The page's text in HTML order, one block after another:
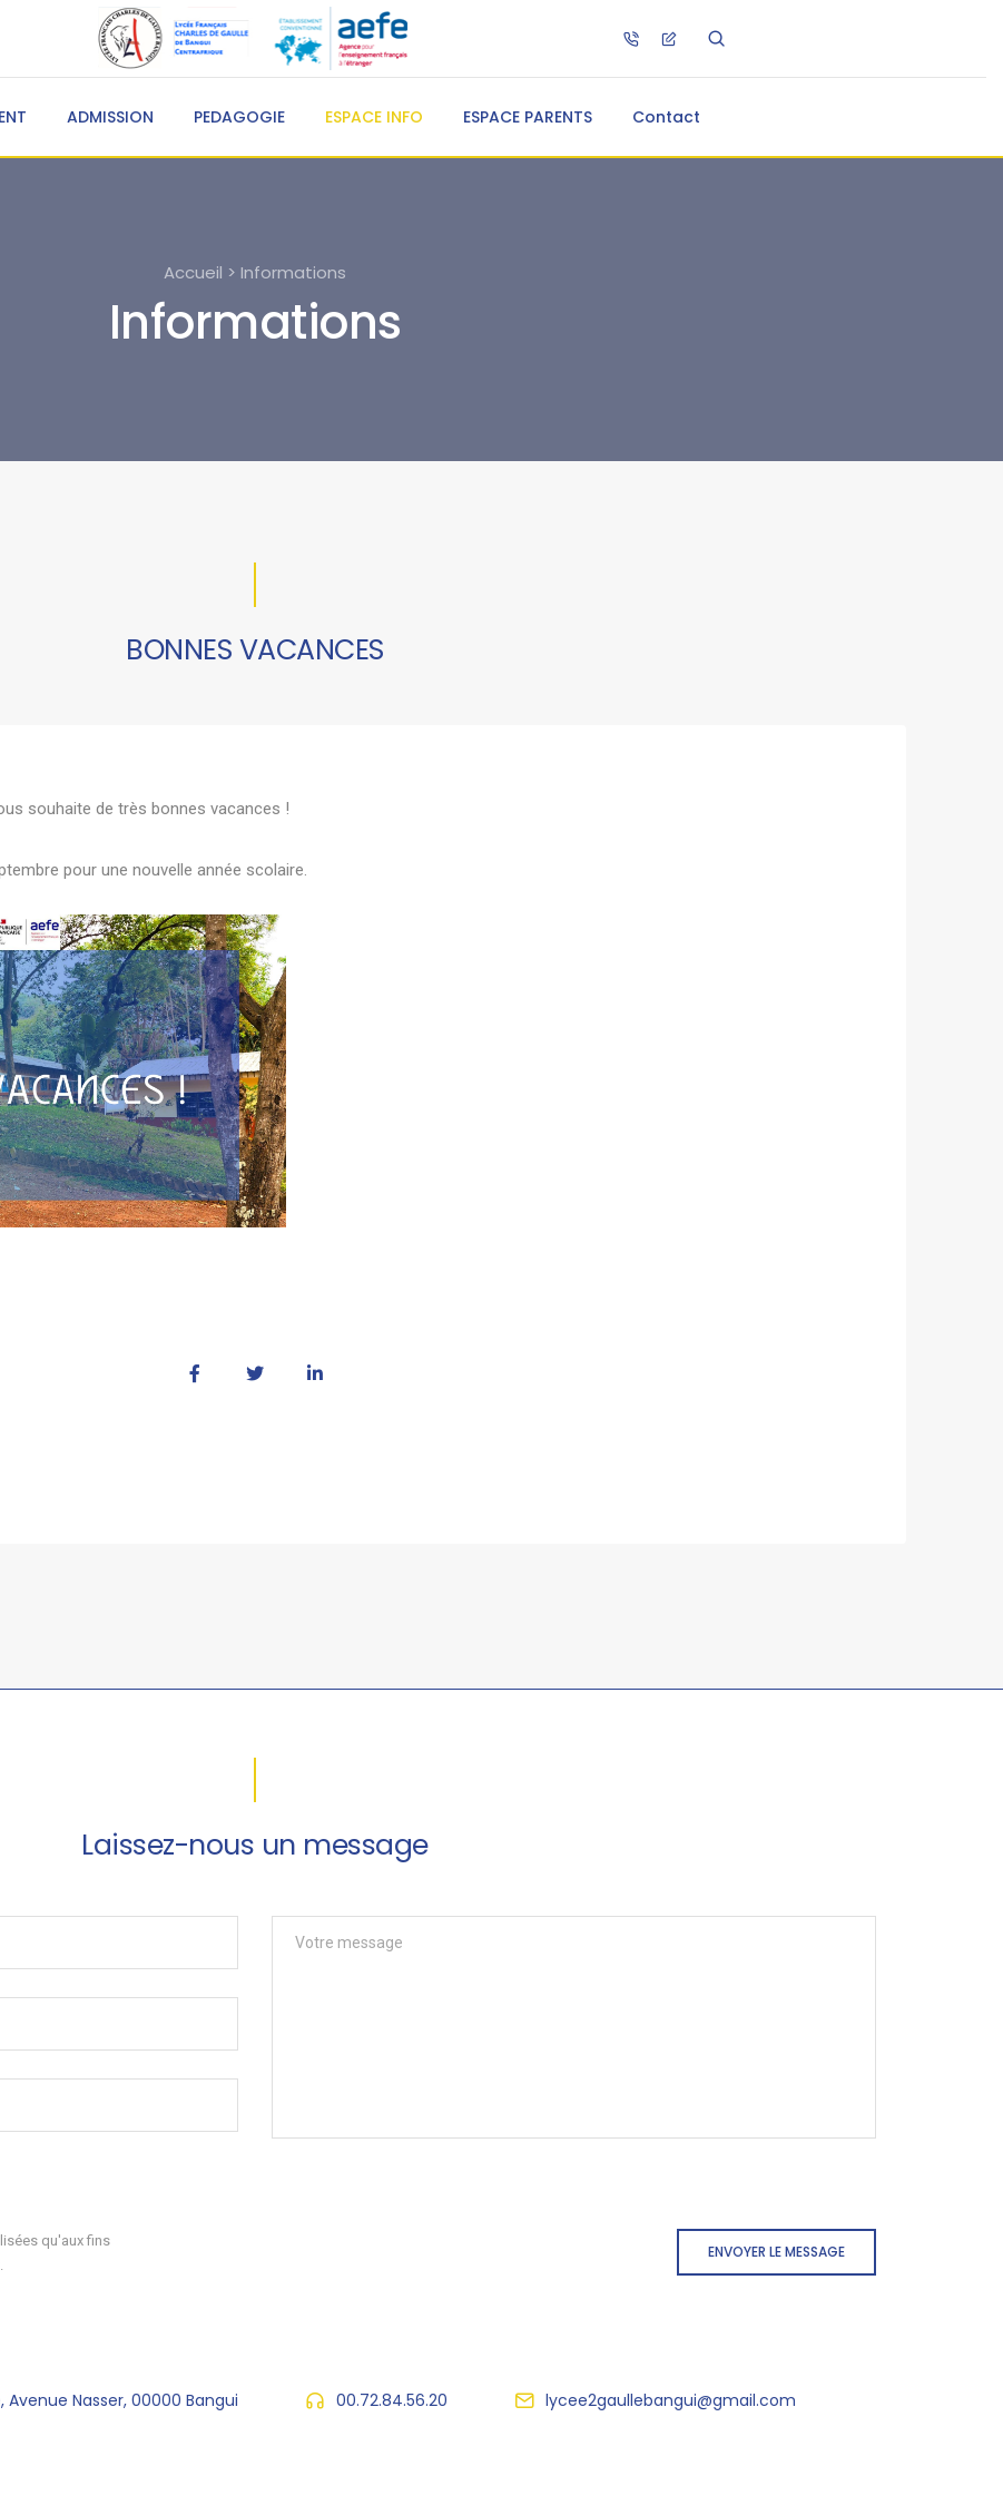
ADMISSION PEDAGOGIE ESPACE INFO ESPACE PARENTS Contact
Accueil > Informations
Informations
BONNES VACANCES
souhaite de très bonnes vacances !
pour une nouvelle année scolaire.
Laissez-nous un message
qu'aux fins
ENVOYER LE MESSAGE
Nasser, 00000 Bangui 00.72.84.56.20 lycee2gaullebangui@gmail.com